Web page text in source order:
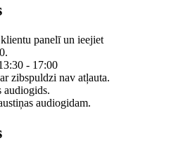
panelī un ieejiet
- 17:00
zibspuldzi nav atļauta.
audiogids.
audiogidam.